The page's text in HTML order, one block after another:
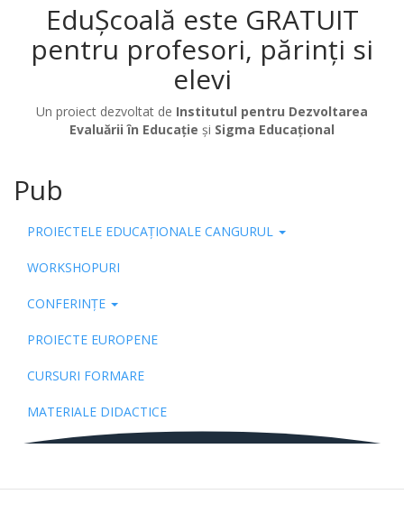
EduȘcoală este GRATUIT
pentru profesori, părinți si
elevi
Un proiect dezvoltat de Institutul pentru Dezvoltarea
Evaluării în Educație și Sigma Educațional
Pub
PROIECTELE EDUCAȚIONALE CANGURUL
WORKSHOPURI
CONFERINȚE
PROIECTE EUROPENE
CURSURI FORMARE
MATERIALE DIDACTICE